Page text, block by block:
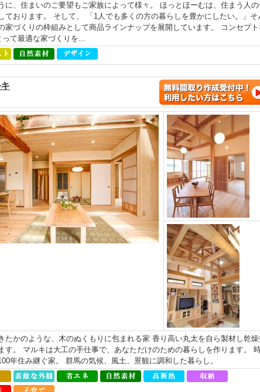
に、住まいのご要望もご家族によって様々。 ほっとほーむは、住まう人の
ております。 そして、 「1人でも多くの方の暮らしを豊かにしたい。」そ
家づくりの枠組みとして商品ラインナップを展開しています。 コンセプト
て最適な家づくりを...
たかのような、木のぬくもりに包まれる家 香り高い丸太を自ら製材し乾
す。 マルキは大工の手仕事で、あなただけのための暮らしを作ります。
年住み継ぐ家。 群馬の気候、風土、景観に調和した暮らし。